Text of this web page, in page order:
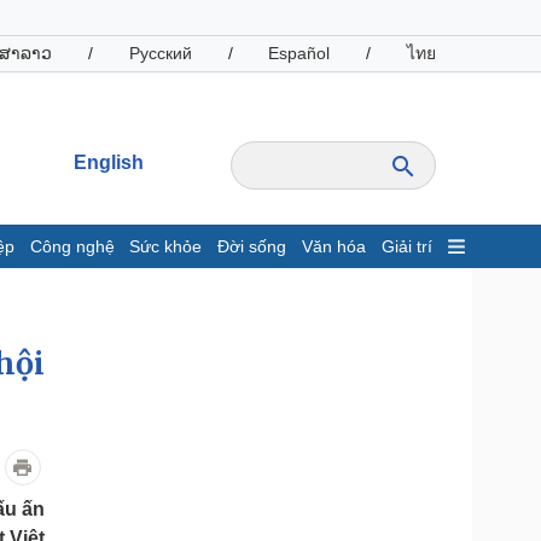
າລາວ / Русский / Español / ไทย
English
Công nghệ Sức khỏe Đời sống Văn hóa Giải trí
nghiệp
nghiệp
tin doanh nghiệp
ấn